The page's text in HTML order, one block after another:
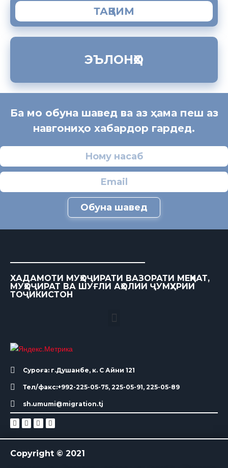
ТАҚВИМ
ЭЪЛОНҲО
Ба мо обуна шавед ва аз ҳама пеш аз
навгониҳо хабардор гардед.
Обуна шавед
ХАДАМОТИ МУҲОҶИРАТИ ВАЗОРАТИ МЕҲНАТ,
МУҲОҶИРАТ ВА ШУҒЛИ АҲОЛИИ ҶУМҲУРИИ
ТОҶИКИСТОН
Суроға: г.Душанбе, к. С Айни 121
Тел/факс:+992-225-05-75, 225-05-91, 225-05-89
sh.umumi@migration.tj
Copyright © 2021